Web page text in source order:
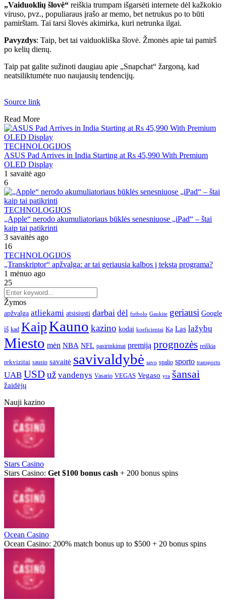
„Vaiduoklių šlovė“ reiškia trumpam išgarsėti internete dėl kažkokio
viruso, pvz., populiaraus įrašo ar memo, bet netrukus po to būti
pamirštam. Tai tarsi šlovės akimirka, kuri netrunka ilgai.
Pavyzdys: Taip, bet tai vaiduokliška šlovė. Žmonės apie tai pamirš
po kelių dienų.
Taip pat galite sužinoti daugiau apie „Snapchat“ žargoną, kad
neatsiliktumėte nuo naujausių tendencijų.
Source link
Read More
TECHNOLOGIJOS
ASUS Pad Arrives in India Starting at Rs 45,990 With Premium
OLED Display
1 savaitė ago
6
TECHNOLOGIJOS
„Apple“ nerodo akumuliatoriaus būklės senesniuose „iPad“ – štai
kaip tai patikrinti
3 savaitės ago
16
TECHNOLOGIJOS
„Transkriptor“ apžvalga: ar tai geriausia kalbos į tekstą programa?
1 mėnuo ago
25
Žymos
apžvalga atliekami atsisiųsti darbai dėl futbolo Gaukite geriausi Google
iš kad KaipKauno kazino kodai koeficientai Ką Las lažybų
Miesto mėn NBA NFL pasirinkimai premiją prognozės reiškia
rekvizitai sausio savaitė savivaldybė savo spalio sporto transporto
UAB USDuž vandenys Vasario VEGAS Vegaso yra šansai
žaidėjų
Nauji kazino
Stars Casino
Stars Casino: Get $100 bonus cash + 200 bonus spins
Ocean Casino
Ocean Casino: 200% match bonus up to $500 + 20 bonus spins